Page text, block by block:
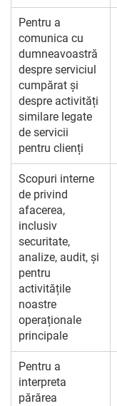
Pentru a
comunica cu
dumneavoastră
despre serviciul
cumpărat și
despre activități
similare legate
de servicii
pentru clienți
Scopuri interne
de privind
afacerea,
inclusiv
securitate,
analize, audit, și
pentru
activitățile
noastre
operaționale
principale
Pentru a
interpreta
părărea